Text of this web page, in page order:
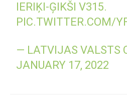
IERIĶI-ĢIKŠI V315.
PIC.TWITTER.COM/
— LATVIJAS VALSTS
JANUARY 17, 2022